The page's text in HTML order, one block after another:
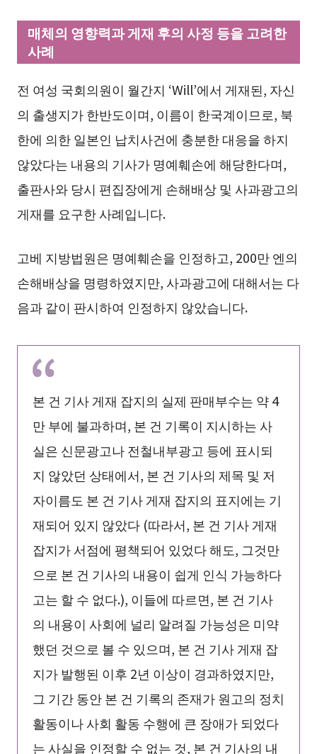
매체의 영향력과 게재 후의 사정 등을 고려한
사례
전 여성 국회의원이 월간지 ‘Will’에서 게재된, 자신
의 출생지가 한반도이며, 이름이 한국계이므로, 북
한에 의한 일본인 납치사건에 충분한 대응을 하지
않았다는 내용의 기사가 명예훼손에 해당한다며,
출판사와 당시 편집장에게 손해배상 및 사과광고의
게재를 요구한 사례입니다.
고베 지방법원은 명예훼손을 인정하고, 200만 엔의
손해배상을 명령하였지만, 사과광고에 대해서는 다
음과 같이 판시하여 인정하지 않았습니다.
본 건 기사 게재 잡지의 실제 판매부수는 약 4
만 부에 불과하며, 본 건 기록이 지시하는 사
실은 신문광고나 전철내부광고 등에 표시되
지 않았던 상태에서, 본 건 기사의 제목 및 저
자이름도 본 건 기사 게재 잡지의 표지에는 기
재되어 있지 않았다 (따라서, 본 건 기사 게재
잡지가 서점에 평책되어 있었다 해도, 그것만
으로 본 건 기사의 내용이 쉽게 인식 가능하다
고는 할 수 없다.), 이들에 따르면, 본 건 기사
의 내용이 사회에 널리 알려질 가능성은 미약
했던 것으로 볼 수 있으며, 본 건 기사 게재 잡
지가 발행된 이후 2년 이상이 경과하였지만,
그 기간 동안 본 건 기록의 존재가 원고의 정치
활동이나 사회 활동 수행에 큰 장애가 되었다
는 사실을 인정할 수 없는 것, 본 건 기사의 내